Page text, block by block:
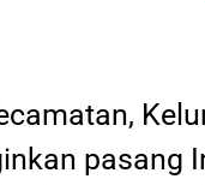
pasang